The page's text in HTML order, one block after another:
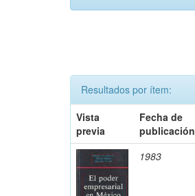
Resultados por ítem:
Vista
previa
Fecha de
publicación
1983